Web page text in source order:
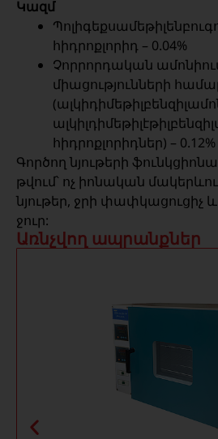
Կազմ
հիդրոքլորիդ – 0.04%
Չորրորդական
միացությունների
հիդրոքլորիդներ) – 0.12%
Գործող նյութերի
թվում՝ ոչ իոնական
նյութեր, ջրի փափկացուցիչ
ջուր:
Առնչվող ապրանքներ